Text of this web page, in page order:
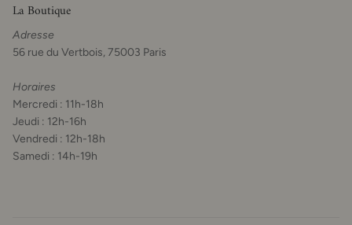
La Boutique
Adresse
56 rue du Vertbois, 75003 Paris
Horaires
Mercredi : 11h-18h
Jeudi : 12h-16h
Vendredi : 12h-18h
Samedi : 14h-19h